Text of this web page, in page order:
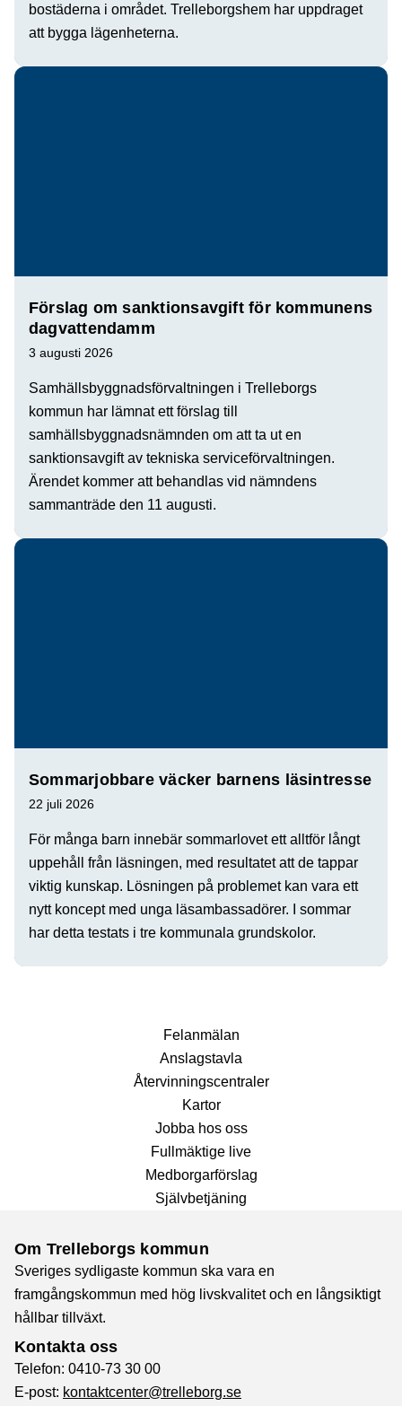
bostäderna i området. Trelleborgshem har uppdraget
att bygga lägenheterna.
Förslag om sanktionsavgift för kommunens
dagvattendamm
3 augusti 2026
Samhällsbyggnadsförvaltningen i Trelleborgs
kommun har lämnat ett förslag till
samhällsbyggnadsnämnden om att ta ut en
sanktionsavgift av tekniska serviceförvaltningen.
Ärendet kommer att behandlas vid nämndens
sammanträde den 11 augusti.
Sommarjobbare väcker barnens läsintresse
22 juli 2026
För många barn innebär sommarlovet ett alltför långt
uppehåll från läsningen, med resultatet att de tappar
viktig kunskap. Lösningen på problemet kan vara ett
nytt koncept med unga läsambassadörer. I sommar
har detta testats i tre kommunala grundskolor.
Fel­anmälan
Anslags­tavla
Återvinnings­centraler
Kartor
Jobba hos oss
Fullmäktige live
Medborgarförslag
Självbetjäning
Om Trelleborgs kommun
Sveriges sydligaste kommun ska vara en
framgångskommun med hög livskvalitet och en långsiktigt
hållbar tillväxt.
Kontakta oss
Telefon: 0410-73 30 00
E-post: kontaktcenter@trelleborg.se